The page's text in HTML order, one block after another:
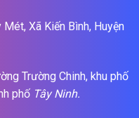
Xã Kiến Bình, Huyện
Trường Chinh, khu phố
phố Tây Ninh.